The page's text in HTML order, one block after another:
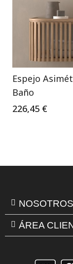
Espejo
Baño
226,45 €
NOSOTROS
ÁREA